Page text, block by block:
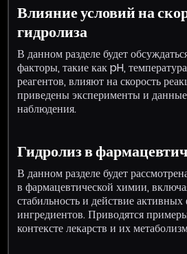
Влияние условий на
гидролиза
В данном разделе будет
факторы, такие как pH,
реагентов, влияют на скорость
приведены эксперименты и
наблюдения.
Гидролиз в
В данном разделе будет
в фармацевтической химии,
стабильность и действие
ингредиентов. Приводятся
контексте лекарств и их